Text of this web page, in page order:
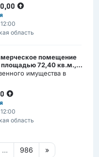
область
помещение
площадью 72,40 кв.м.,
га., местонахождение -
имущества в
область
... 986 »